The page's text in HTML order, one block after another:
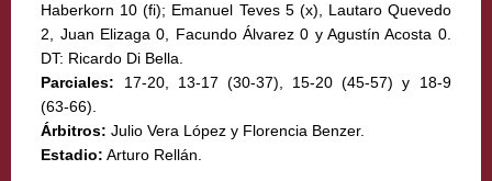
Haberkorn 10 (fi); Emanuel Teves 5 (x), Lautaro Quevedo
2, Juan Elizaga 0, Facundo Álvarez 0 y Agustín Acosta 0.
DT: Ricardo Di Bella.
Parciales: 17-20, 13-17 (30-37), 15-20 (45-57) y 18-9
(63-66).
Árbitros: Julio Vera López y Florencia Benzer.
Estadio: Arturo Rellán.